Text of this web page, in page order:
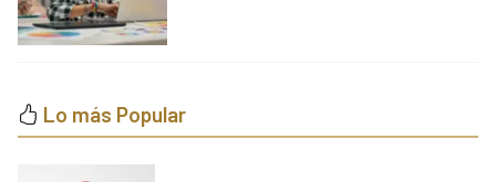
Lo más Popular